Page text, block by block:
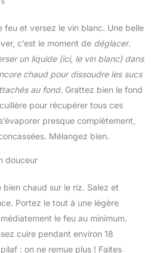
feu et versez le vin blanc. Une belle
c’est le moment de déglacer.
un liquide (ici, le vin blanc) dans
chaud pour dissoudre les sucs
au fond. Grattez bien le fond
pour récupérer tous ces
presque complètement,
Mélangez bien.
douceur
bien chaud sur le riz. Salez et
Portez le tout à une légère
le feu au minimum.
cuire pendant environ 18
: on ne remue plus ! Faites